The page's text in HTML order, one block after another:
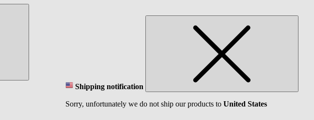
Shipping notification
Sorry, unfortunately we do not ship our products to United States